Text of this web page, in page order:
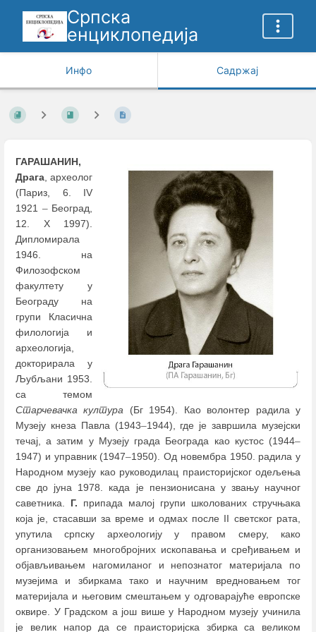
Српска
енциклопедија
Инфо Садржај
ГАРАШАНИН,
Драга, археолог
(Париз, 6. IV
1921 –Београд,
12. X 1997).
Дипломирала
1946. на
Филозофском
факултету у
Београду на
групи Класична
филологија и
археологија,
докторирала у
Љубљани 1953.
са темом
Старчевачка култура (Бг 1954). Као волонтер радила у
Музеју кнеза Павла (1943–1944), где је завршила музејски
течај, а затим у Музеју града Београда као кустос (1944–
1947) и управник (1947–1950). Од новембра 1950. радила у
Народном музеју као руководилац праисторијског одељења
све до јуна 1978. када је пензионисана у звању научног
саветника. Г. припада малој групи школованих стручњака
која је, стасавши за време и одмах после II светског рата,
упутила српску археологију у правом смеру, како
организовањем многобројних ископавања и сређивањем и
објављивањем нагомиланог и непознатог материјала по
музејима и збиркама тако и научним вредновањем тог
материјала и његовим смештањем у одговарајуће европске
оквире. У Градском а још више у Народном музеју учинила
је велик напор да се праисторијска збирка са великом